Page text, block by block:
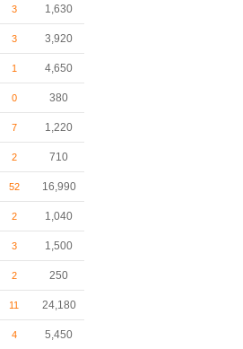
3 1,630
3 3,920
1 4,650
0 380
7 1,220
2 710
52 16,990
2 1,040
3 1,500
2 250
11 24,180
4 5,450